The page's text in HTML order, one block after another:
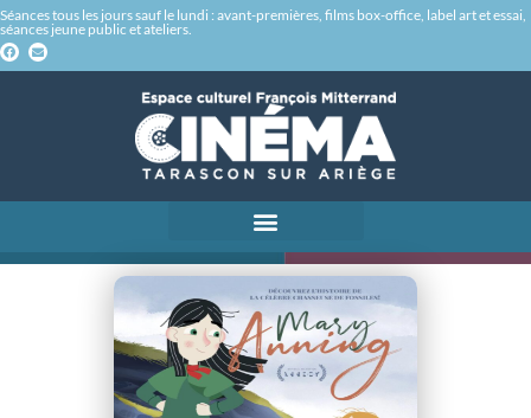
Séances tous les jours sauf le lundi : avant-premières, films box-office, label art et essai,
séances jeune public et ateliers.